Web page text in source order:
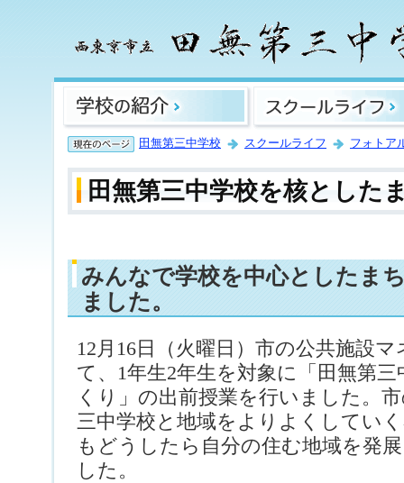
田無第三中学校 スクールライフ フォトア
田無第三中学校を核とした
みんなで学校を中心としたま
ました。
12月16日（火曜日）市の公共施設
て、1年生2年生を対象に「田無第
くり」の出前授業を行いました。
三中学校と地域をよりよくしてい
もどうしたら自分の住む地域を発
した。